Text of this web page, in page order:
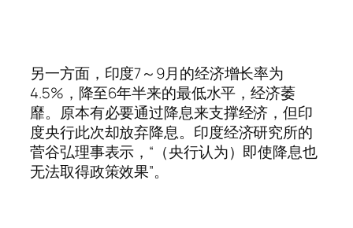
另一方面，印度7～9月的经济增长率为
4.5%，降至6年半来的最低水平，经济萎
靡。原本有必要通过降息来支撑经济，但印
度央行此次却放弃降息。印度经济研究所的
菅谷弘理事表示，“（央行认为）即使降息也
无法取得政策效果”。